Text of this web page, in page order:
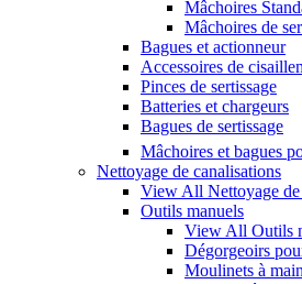
Mâchoires
Mâchoires de
Bagues et actionneur
Accessoires de
Pinces de sertissage
Batteries et chargeurs
Bagues de sertissage
Mâchoires et bagues
Nettoyage de canalisations
View All Nettoyage de
Outils manuels
View All Outils
Dégorgeoirs
Moulinets à main